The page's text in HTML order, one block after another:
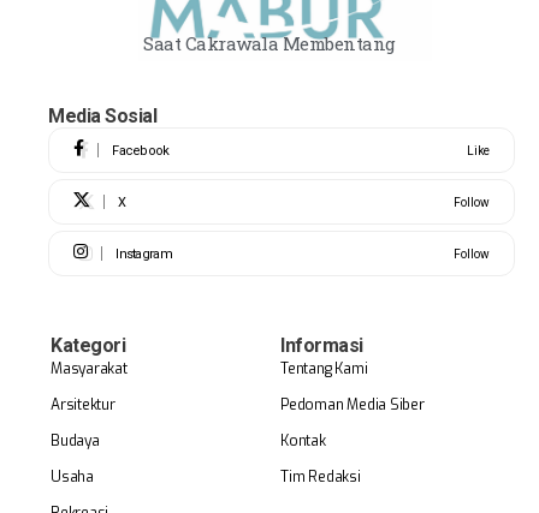
Saat Cakrawala Membentang
Media Sosial
Facebook Like
X Follow
Instagram Follow
Kategori
Masyarakat
Arsitektur
Budaya
Usaha
Informasi
Tentang Kami
Pedoman Media Siber
Kontak
Tim Redaksi